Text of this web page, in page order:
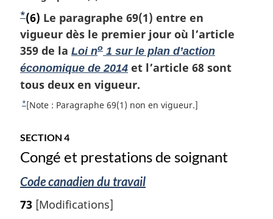
e
p
a
g
e
l
n
o
t
e
d
e
a
d
p
a
g
e
é
r
e
n
c
e
d
a
n
o
t
d
a
l
:
b
a
s
d
e
p
g
o
u
r
à
l
r
é
é
r
e
c
e
d
o
t
e
m
a
r
g
i
l
e
N
o
t
e
d
e
a
s
d
e
p
*(6) Le paragraphe 69(1) entre en
vigueur dès le premier jour où l’article
359 de la Loi no 1 sur le plan d’action
économique de 2014 et l’article 68 sont
tous deux en vigueur.
R
t
u
à
l
a
*[Note : Paragraphe 69(1) non en vigueur.]
SECTION 4
Congé et prestations de soignant
Code canadien du travail
73 [Modifications]